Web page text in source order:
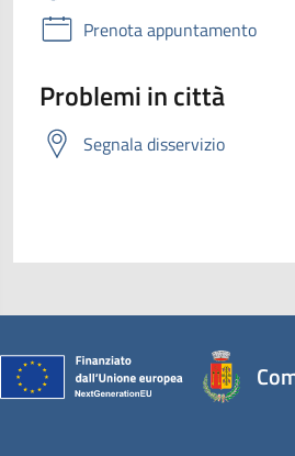
Prenota appuntamento
Problemi in città
Segnala disservizio